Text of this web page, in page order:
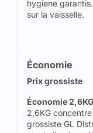
hygiene
sur la vaisselle.
Économie
Prix grossiste
Économie
2,6KG
grossiste GL